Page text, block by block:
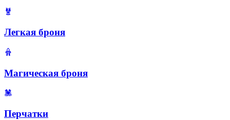
Легкая броня
Магическая броня
Перчатки